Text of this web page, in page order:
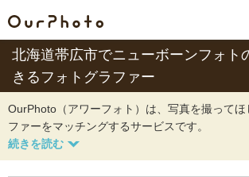
北海道帯広市でニューボーンフォト
きるフォトグラファー
OurPhoto（アワーフォト）は、写真を撮ってほ
ファーをマッチングするサービスです。